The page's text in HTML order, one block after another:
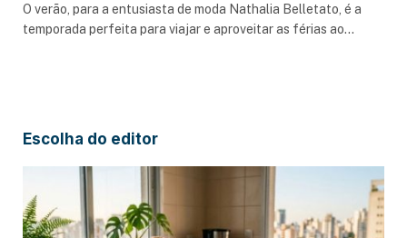
O verão, para a entusiasta de moda Nathalia Belletato, é a
temporada perfeita para viajar e aproveitar as férias ao…
Escolha do editor